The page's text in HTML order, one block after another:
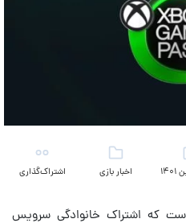
اخبار بازی اشتراک‌گذاری
که اشتراک خانوادگی سرویس